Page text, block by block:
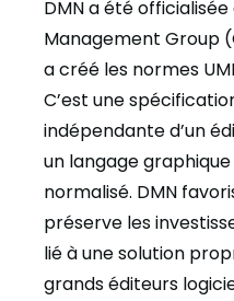
DMN a été
Management Group
a créé les normes
C’est une
indépendante d’un
un langage
normalisé. DMN
préserve les
lié à une solution
grands éditeurs